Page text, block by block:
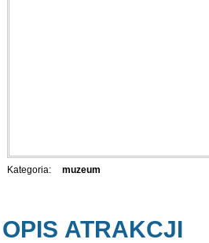
Kategoria: muzeum
OPIS ATRAKCJI